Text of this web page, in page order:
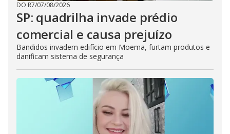
DO R7/07/08/2026
SP: quadrilha invade prédio
comercial e causa prejuízo
Bandidos invadem edifício em Moema, furtam produtos e
danificam sistema de segurança